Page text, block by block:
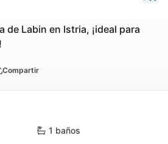
de Labin en Istria, ¡ideal para
Compartir
1 baños